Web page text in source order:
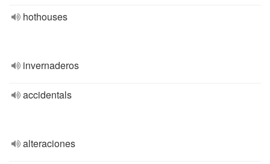
hothouses
invernaderos
accidentals
alteraciones